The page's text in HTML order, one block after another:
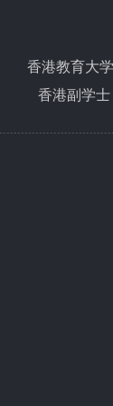
香港教育大学
香港副学士